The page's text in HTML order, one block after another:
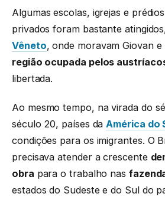
Algumas escolas, igrejas e
privados foram bastante
Vêneto, onde moravam Giovan
região ocupada pelos
libertada.
Ao mesmo tempo, na virada do
século 20, países daAmérica do
condições para os imigrantes. O
precisava atender a crescente
obra para o trabalho nas
estados do Sudeste e do Sul do